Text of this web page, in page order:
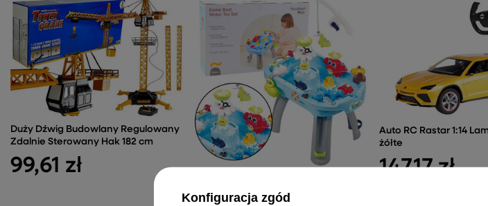
Duży Dźwig Budowlany Regulowany
Zdalnie Sterowany Hak 182 cm
99,61 zł
Akcesoria Wodne Niebieski
Auto RC Rastar 1:14
żółte
147,17 zł
Konfiguracja zgód